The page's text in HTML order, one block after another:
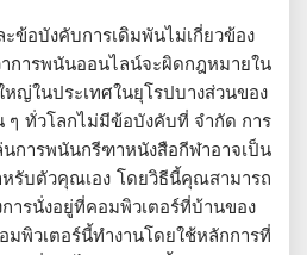
ข้อบังคับการเดิมพันไม่เกี่ยวข้อง
พนันออนไลน์จะผิดกฎหมายใน
ญ่ในประเทศในยุโรปบางส่วนของ
ๆ ทั่วโลกไม่มีข้อบังคับที่ จำกัด การ
การพนันกรีฑาหนังสือกีฬาอาจเป็น
รับตัวคุณเอง โดยวิธีนี้คุณสามารถ
ารนั่งอยู่ที่คอมพิวเตอร์ที่บ้านของ
อร์นี้ทำงานโดยใช้หลักการที่